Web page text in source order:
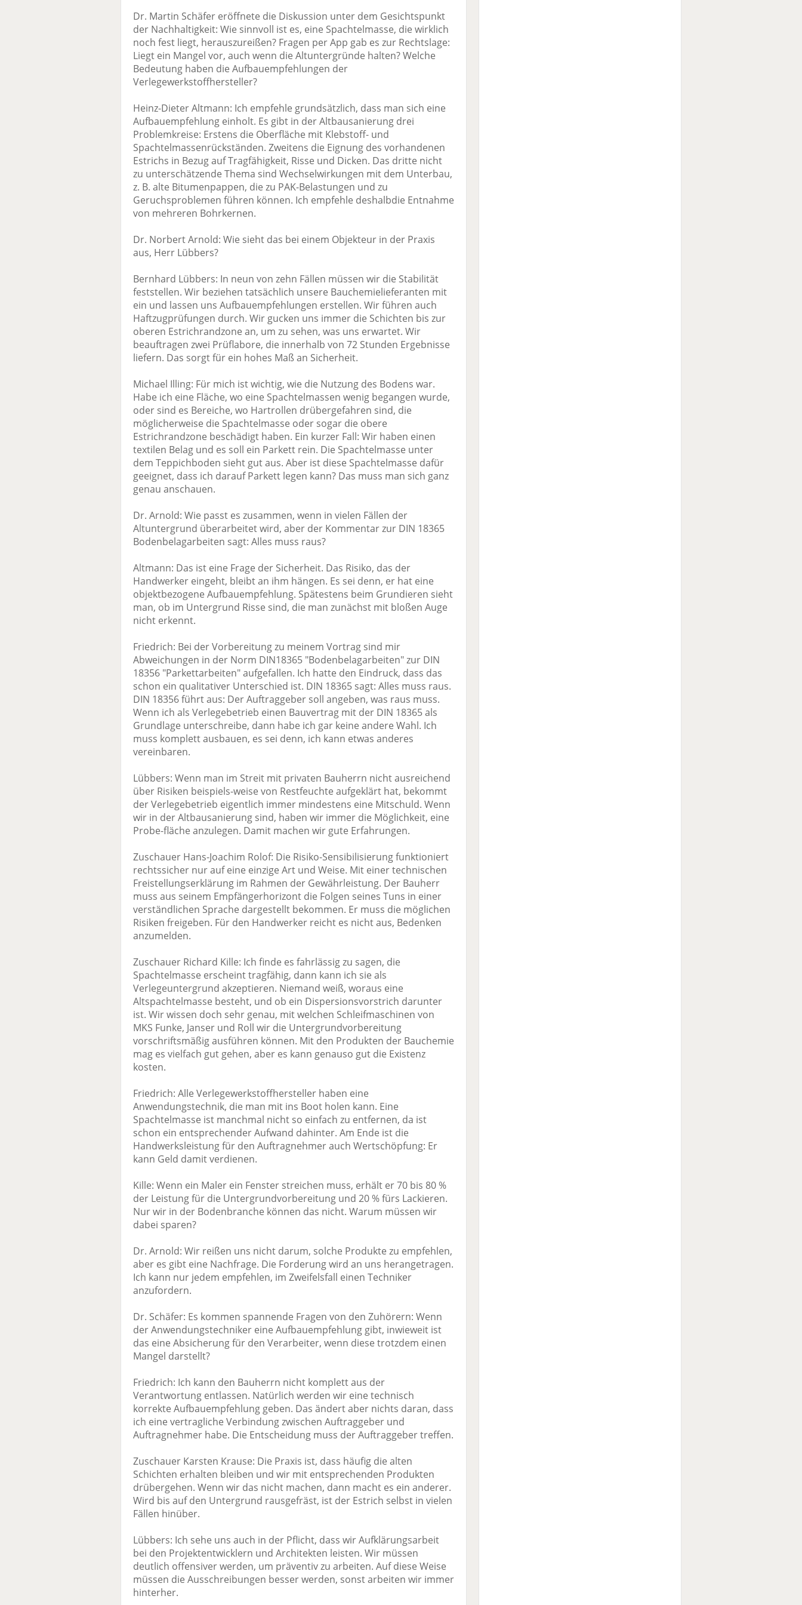
Dr. Martin Schäfer eröffnete die Diskussion unter dem Gesichtspunkt
der Nachhaltigkeit: Wie sinnvoll ist es, eine Spachtelmasse, die wirklich
noch fest liegt, herauszureißen? Fragen per App gab es zur Rechtslage:
Liegt ein Mangel vor, auch wenn die Altuntergründe halten? Welche
Bedeutung haben die Aufbauempfehlungen der
Verlegewerkstoffhersteller?
Heinz-Dieter Altmann: Ich empfehle grundsätzlich, dass man sich eine
Aufbauempfehlung einholt. Es gibt in der Altbausanierung drei
Problemkreise: Erstens die Oberfläche mit Klebstoff- und
Spachtelmassenrückständen. Zweitens die Eignung des vorhandenen
Estrichs in Bezug auf Tragfähigkeit, Risse und Dicken. Das dritte nicht
zu unterschätzende Thema sind Wechselwirkungen mit dem Unterbau,
z. B. alte Bitumenpappen, die zu PAK-Belastungen und zu
Geruchsproblemen führen können. Ich empfehle deshalbdie Entnahme
von mehreren Bohrkernen.
Dr. Norbert Arnold: Wie sieht das bei einem Objekteur in der Praxis
aus, Herr Lübbers?
Bernhard Lübbers: In neun von zehn Fällen müssen wir die Stabilität
feststellen. Wir beziehen tatsächlich unsere Bauchemielieferanten mit
ein und lassen uns Aufbauempfehlungen erstellen. Wir führen auch
Haftzugprüfungen durch. Wir gucken uns immer die Schichten bis zur
oberen Estrichrandzone an, um zu sehen, was uns erwartet. Wir
beauftragen zwei Prüflabore, die innerhalb von 72 Stunden Ergebnisse
liefern. Das sorgt für ein hohes Maß an Sicherheit.
Michael Illing: Für mich ist wichtig, wie die Nutzung des Bodens war.
Habe ich eine Fläche, wo eine Spachtelmassen wenig begangen wurde,
oder sind es Bereiche, wo Hartrollen drübergefahren sind, die
möglicherweise die Spachtelmasse oder sogar die obere
Estrichrandzone beschädigt haben. Ein kurzer Fall: Wir haben einen
textilen Belag und es soll ein Parkett rein. Die Spachtelmasse unter
dem Teppichboden sieht gut aus. Aber ist diese Spachtelmasse dafür
geeignet, dass ich darauf Parkett legen kann? Das muss man sich ganz
genau anschauen.
Dr. Arnold: Wie passt es zusammen, wenn in vielen Fällen der
Altuntergrund überarbeitet wird, aber der Kommentar zur DIN 18365
Bodenbelagarbeiten sagt: Alles muss raus?
Altmann: Das ist eine Frage der Sicherheit. Das Risiko, das der
Handwerker eingeht, bleibt an ihm hängen. Es sei denn, er hat eine
objektbezogene Aufbauempfehlung. Spätestens beim Grundieren sieht
man, ob im Untergrund Risse sind, die man zunächst mit bloßen Auge
nicht erkennt.
Friedrich: Bei der Vorbereitung zu meinem Vortrag sind mir
Abweichungen in der Norm DIN18365 "Bodenbelagarbeiten" zur DIN
18356 "Parkettarbeiten" aufgefallen. Ich hatte den Eindruck, dass das
schon ein qualitativer Unterschied ist. DIN 18365 sagt: Alles muss raus.
DIN 18356 führt aus: Der Auftraggeber soll angeben, was raus muss.
Wenn ich als Verlegebetrieb einen Bauvertrag mit der DIN 18365 als
Grundlage unterschreibe, dann habe ich gar keine andere Wahl. Ich
muss komplett ausbauen, es sei denn, ich kann etwas anderes
vereinbaren.
Lübbers: Wenn man im Streit mit privaten Bauherrn nicht ausreichend
über Risiken beispiels-weise von Restfeuchte aufgeklärt hat, bekommt
der Verlegebetrieb eigentlich immer mindestens eine Mitschuld. Wenn
wir in der Altbausanierung sind, haben wir immer die Möglichkeit, eine
Probe-fläche anzulegen. Damit machen wir gute Erfahrungen.
Zuschauer Hans-Joachim Rolof: Die Risiko-Sensibilisierung funktioniert
rechtssicher nur auf eine einzige Art und Weise. Mit einer technischen
Freistellungserklärung im Rahmen der Gewährleistung. Der Bauherr
muss aus seinem Empfängerhorizont die Folgen seines Tuns in einer
verständlichen Sprache dargestellt bekommen. Er muss die möglichen
Risiken freigeben. Für den Handwerker reicht es nicht aus, Bedenken
anzumelden.
Zuschauer Richard Kille: Ich finde es fahrlässig zu sagen, die
Spachtelmasse erscheint tragfähig, dann kann ich sie als
Verlegeuntergrund akzeptieren. Niemand weiß, woraus eine
Altspachtelmasse besteht, und ob ein Dispersionsvorstrich darunter
ist. Wir wissen doch sehr genau, mit welchen Schleifmaschinen von
MKS Funke, Janser und Roll wir die Untergrundvorbereitung
vorschriftsmäßig ausführen können. Mit den Produkten der Bauchemie
mag es vielfach gut gehen, aber es kann genauso gut die Existenz
kosten.
Friedrich: Alle Verlegewerkstoffhersteller haben eine
Anwendungstechnik, die man mit ins Boot holen kann. Eine
Spachtelmasse ist manchmal nicht so einfach zu entfernen, da ist
schon ein entsprechender Aufwand dahinter. Am Ende ist die
Handwerksleistung für den Auftragnehmer auch Wertschöpfung: Er
kann Geld damit verdienen.
Kille: Wenn ein Maler ein Fenster streichen muss, erhält er 70 bis 80 %
der Leistung für die Untergrundvorbereitung und 20 % fürs Lackieren.
Nur wir in der Bodenbranche können das nicht. Warum müssen wir
dabei sparen?
Dr. Arnold: Wir reißen uns nicht darum, solche Produkte zu empfehlen,
aber es gibt eine Nachfrage. Die Forderung wird an uns herangetragen.
Ich kann nur jedem empfehlen, im Zweifelsfall einen Techniker
anzufordern.
Dr. Schäfer: Es kommen spannende Fragen von den Zuhörern: Wenn
der Anwendungstechniker eine Aufbauempfehlung gibt, inwieweit ist
das eine Absicherung für den Verarbeiter, wenn diese trotzdem einen
Mangel darstellt?
Friedrich: Ich kann den Bauherrn nicht komplett aus der
Verantwortung entlassen. Natürlich werden wir eine technisch
korrekte Aufbauempfehlung geben. Das ändert aber nichts daran, dass
ich eine vertragliche Verbindung zwischen Auftraggeber und
Auftragnehmer habe. Die Entscheidung muss der Auftraggeber treffen.
Zuschauer Karsten Krause: Die Praxis ist, dass häufig die alten
Schichten erhalten bleiben und wir mit entsprechenden Produkten
drübergehen. Wenn wir das nicht machen, dann macht es ein anderer.
Wird bis auf den Untergrund rausgefräst, ist der Estrich selbst in vielen
Fällen hinüber.
Lübbers: Ich sehe uns auch in der Pflicht, dass wir Aufklärungsarbeit
bei den Projektentwicklern und Architekten leisten. Wir müssen
deutlich offensiver werden, um präventiv zu arbeiten. Auf diese Weise
müssen die Ausschreibungen besser werden, sonst arbeiten wir immer
hinterher.